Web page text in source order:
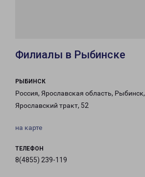
Филиалы в Рыбинске
РЫБИНСК
Россия, Ярославская область, Рыбинск,
Ярославский тракт, 52
на карте
ТЕЛЕФОН
8(4855) 239-119